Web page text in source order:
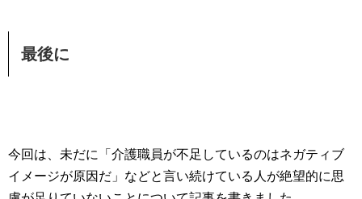
最後に
今回は、未だに「介護職員が不足しているのはネガティブ
イメージが原因だ」などと言い続けている人が絶望的に思